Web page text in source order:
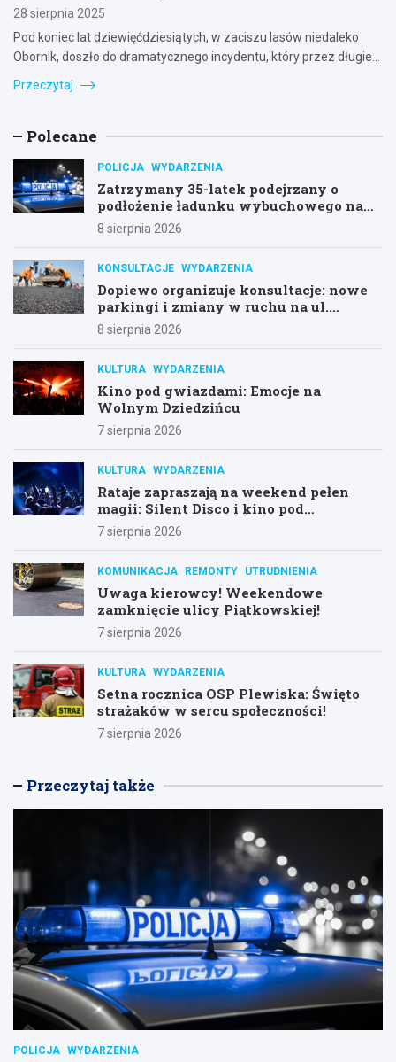
28 sierpnia 2025
Pod koniec lat dziewięćdziesiątych, w zaciszu lasów niedaleko
Obornik, doszło do dramatycznego incydentu, który przez długie…
Przeczytaj
Polecane
POLICJA WYDARZENIA
Zatrzymany 35-latek podejrzany o
podłożenie ładunku wybuchowego na
stacji w Swarzędzu
8 sierpnia 2026
KONSULTACJE WYDARZENIA
Dopiewo organizuje konsultacje: nowe
parkingi i zmiany w ruchu na ul.
Łąkowej i Konarzewskiej
8 sierpnia 2026
KULTURA WYDARZENIA
Kino pod gwiazdami: Emocje na
Wolnym Dziedzińcu
7 sierpnia 2026
KULTURA WYDARZENIA
Rataje zapraszają na weekend pełen
magii: Silent Disco i kino pod
gwiazdami!
7 sierpnia 2026
KOMUNIKACJA REMONTY UTRUDNIENIA
Uwaga kierowcy! Weekendowe
zamknięcie ulicy Piątkowskiej!
7 sierpnia 2026
KULTURA WYDARZENIA
Setna rocznica OSP Plewiska: Święto
strażaków w sercu społeczności!
7 sierpnia 2026
Przeczytaj także
POLICJA WYDARZENIA